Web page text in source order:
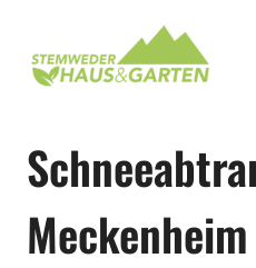
springen
Meckenheim